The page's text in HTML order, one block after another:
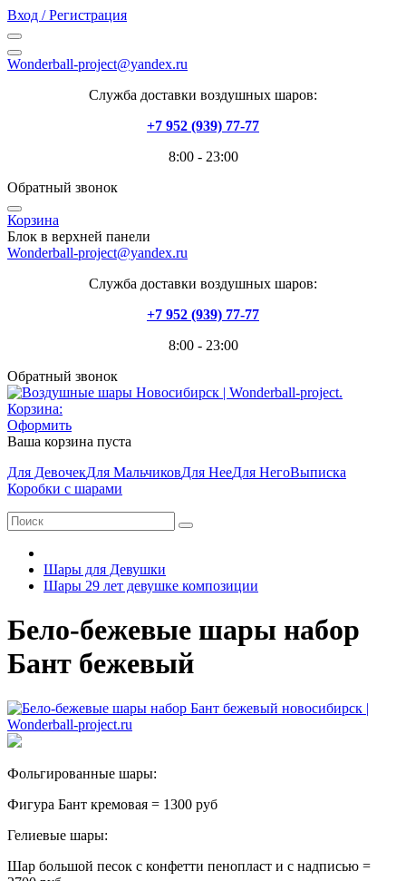
Вход / Регистрация
Wonderball-project@yandex.ru
Служба доставки воздушных шаров:
+7 952 (939) 77-77
8:00 - 23:00
Обратный звонок
Корзина
Блок в верхней панели
Wonderball-project@yandex.ru
Служба доставки воздушных шаров:
+7 952 (939) 77-77
8:00 - 23:00
Обратный звонок
Корзина:
Оформить
Ваша корзина пуста
Для ДевочекДля МальчиковДля НееДля НегоВыписка
Коробки с шарами
Шары для Девушки
Шары 29 лет девушке композиции
Бело-бежевые шары набор
Бант бежевый
Фольгированные шары:
Фигура Бант кремовая = 1300 руб
Гелиевые шары:
Шар большой песок с конфетти пенопласт и с надписью =